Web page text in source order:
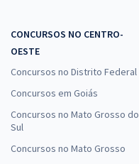
CONCURSOS NO CENTRO-
OESTE
Concursos no Distrito Federal
Concursos em Goiás
Concursos no Mato Grosso do
Sul
Concursos no Mato Grosso